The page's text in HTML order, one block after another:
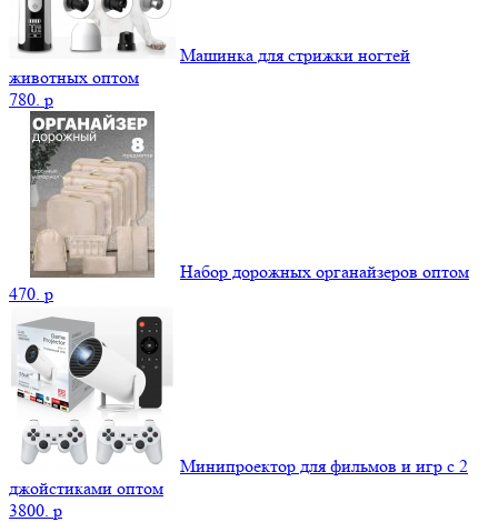
Машинка для стрижки ногтей
животных оптом
780. p
Набор дорожных органайзеров оптом
470. p
Минипроектор для фильмов и игр с 2
джойстиками оптом
3800. p